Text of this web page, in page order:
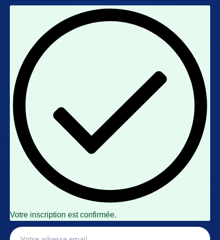
Votre inscription est confirmée.